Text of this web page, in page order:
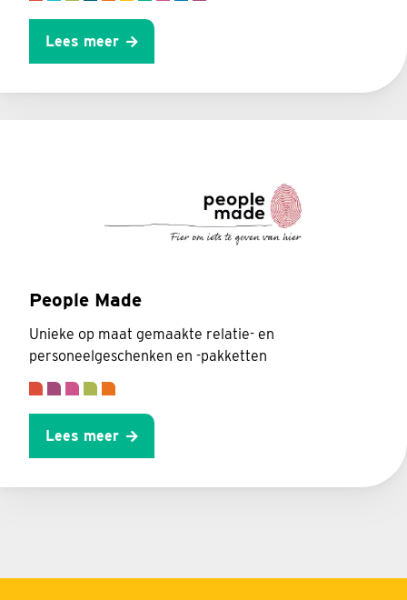
Lees meer
People Made
Unieke op maat gemaakte relatie- en
personeelgeschenken en -pakketten
Lees meer